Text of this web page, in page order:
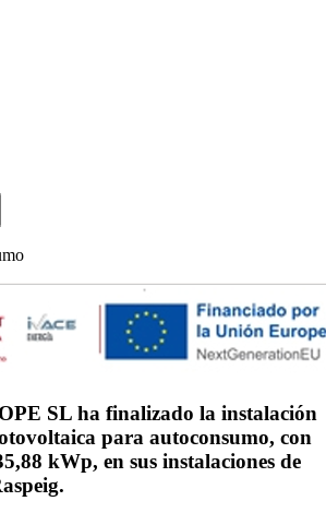
SL ha finalizado la instalación
para autoconsumo, con
kWp, en sus instalaciones de